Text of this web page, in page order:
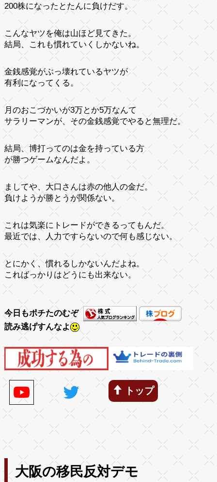
200株になったとたんに負けだす。
こんなヤツを俺は山ほど見てきた。
結局、これも慣れていくしかないね。
金銭感覚がぶっ壊れているヤツが
有利になってくる。
月のおこづかいが3万とか5万なんて
サラリーマンが、その金銭感覚でやると無理だ。
結局、博打ってのは金を持っている方
が勝つゲームなんだよ。
ましてや、大口さんは赤の他人の金だ。
負けようが勝とうが関係ない。
これは気楽にトレードができるってもんだ。
最近では、人力ですらないので何も感じない。
とにかく、慣れるしかないんだよね。
こればっかりはどうにも出来ない。
今日もポチたのむぞ
読み逃げすんなよ
トップ
大阪の移民反対デモ